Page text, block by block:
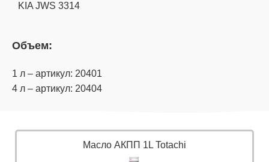
KIA JWS 3314
Объем:
1 л – артикул: 20401
4 л – артикул: 20404
Масло АКПП 1L Totachi